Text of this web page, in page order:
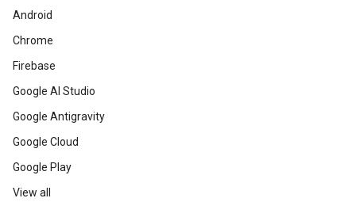
Android
Chrome
Firebase
Google AI Studio
Google Antigravity
Google Cloud
Google Play
View all